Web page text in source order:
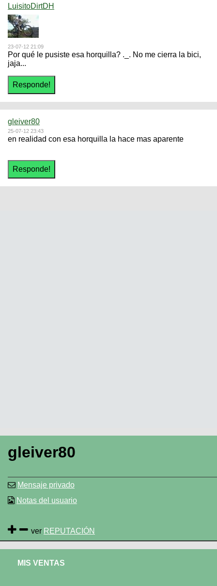
LuisitoDirtDH
23-07-12 21:09
Por qué le pusiste esa horquilla? ._. No me cierra la bici,
jaja...
gleiver80
25-07-12 23:43
en realidad con esa horquilla la hace mas aparente
gleiver80
Mensaje privado
Notas del usuario
ver REPUTACIÓN
MIS VENTAS